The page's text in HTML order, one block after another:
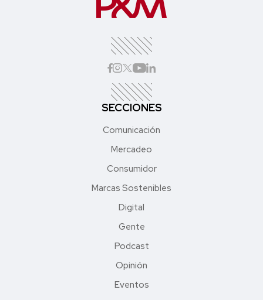
SECCIONES
Comunicación
Mercadeo
Consumidor
Marcas Sostenibles
Digital
Gente
Podcast
Opinión
Eventos